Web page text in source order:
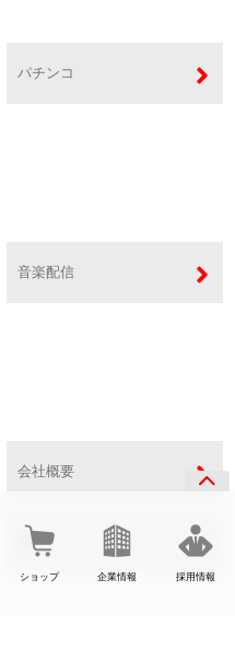
ショップ 企業情報 採用情報
パチンコ
音楽配信
会社概要
SDGs